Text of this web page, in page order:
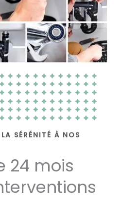
SÉRÉNITÉ À NOS
24 mois